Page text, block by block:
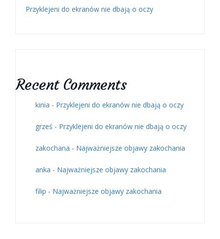
Przyklejeni do ekranów nie dbają o oczy
Recent Comments
kinia - Przyklejeni do ekranów nie dbają o oczy
grześ - Przyklejeni do ekranów nie dbają o oczy
zakochana - Najważniejsze objawy zakochania
anka - Najważniejsze objawy zakochania
filip - Najważniejsze objawy zakochania